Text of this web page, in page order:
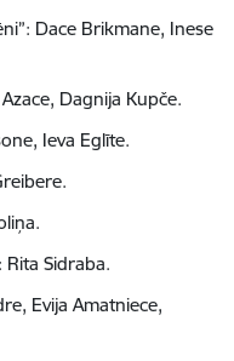
Dace Brikmane, Inese
Dagnija Kupče.
Ieva Eglīte.
Rita Sidraba.
Evija Amatniece,